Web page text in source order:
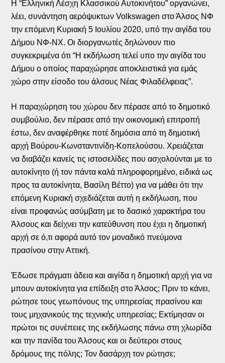
Η “Ελληνική Λέσχη Κλασσικού Αυτοκινήτου” οργανώνει,
λέει, συνάντηση αερόψυκτων Volkswagen στο Άλσος ΝΦ
την επόμενη Κυριακή 5 Ιουλίου 2020, υπό την αιγίδα του
Δήμου ΝΦ-ΝΧ. Οι διοργανωτές δηλώνουν πιο
συγκεκριμένα ότι “Η εκδήλωση τελεί υπο την αιγίδα του
Δήμου ο οποίος παραχώρησε αποκλειστικά για εμάς
χώρο στην είσοδο του άλσους Νέας Φιλαδέλφειας”.
Η παραχώρηση του χώρου δεν πέρασε από το δημοτικό
συμβούλιο, δεν πέρασε από την οικονομική επιτροπή
έστω, δεν αναφέρθηκε ποτέ δημόσια από τη δημοτική
αρχή Βούρου-Κωνσταντινίδη-Κοπελούσου. Χρειάζεται
να διαβάζει κανείς τις ιστοσελίδες που ασχολούνται με το
αυτοκίνητο (ή τον πάντα καλά πληροφορημένο, ειδικά ως
προς τα αυτοκίνητα, Βασίλη Βέττο) για να μάθει ότι την
επόμενη Κυριακή σχεδιάζεται αυτή η εκδήλωση, που
είναι προφανώς ασύμβατη με το δασικό χαρακτήρα του
Άλσους και δείχνει την κατεύθυνση που έχει η δημοτική
αρχή σε ό,τι αφορά αυτό τον μοναδικό πνεύμονα
πρασίνου στην Αττική.
Έδωσε πράγματι άδεια και αιγίδα η δημοτική αρχή για να
μπουν αυτοκίνητα για επίδειξη στο Άλσος; Πριν το κάνει,
ρώτησε τους γεωπόνους της υπηρεσίας πρασίνου και
τους μηχανικούς της τεχνικής υπηρεσίας; Εκτίμησαν οι
πρώτοι τις συνέπειες της εκδήλωσης πάνω στη χλωρίδα
και την πανίδα του Άλσους και οι δεύτεροι στους
δρόμους της πόλης; Τον δασάρχη τον ρώτησε;